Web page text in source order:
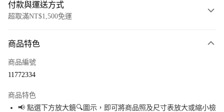
付款與運送方式
超取滿NT$1,500免運
信用卡一次付款
Apple Pay
商品特色
商品編號
11772334
商品特色
📢 點選下方放大鏡🔍圖示，即可將商品照及尺寸表放大或縮小檢